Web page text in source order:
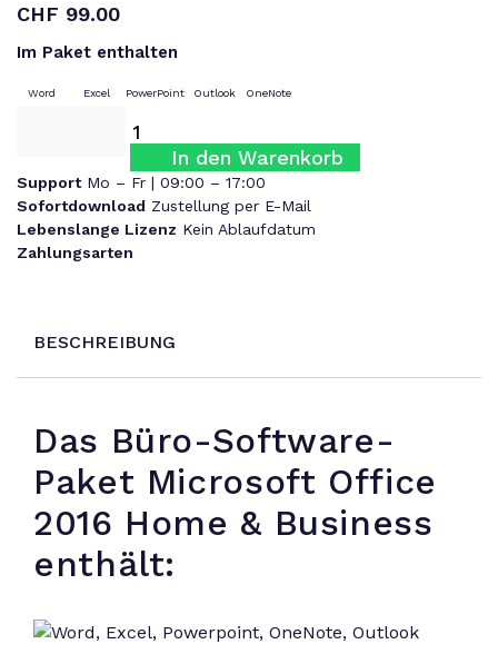
CHF 99.00
Im Paket enthalten
Word Excel PowerPoint Outlook OneNote
In den Warenkorb
Support Mo – Fr | 09:00 – 17:00
Sofortdownload Zustellung per E-Mail
Lebenslange Lizenz Kein Ablaufdatum
Zahlungsarten
BESCHREIBUNG
Das Büro-Software-
Paket Microsoft Office
2016 Home & Business
enthält: